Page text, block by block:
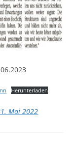
Herunterladen
Mai 2022